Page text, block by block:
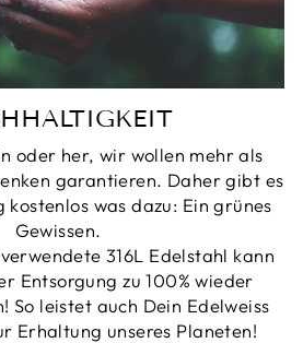
oder her, wir wollen mehr als
garantieren. Daher gibt es
kostenlos was dazu: Ein grünes
Gewissen.
316L Edelstahl kann
Entsorgung zu 100% wieder
So leistet auch Dein Edelweiss
Erhaltung unseres Planeten!